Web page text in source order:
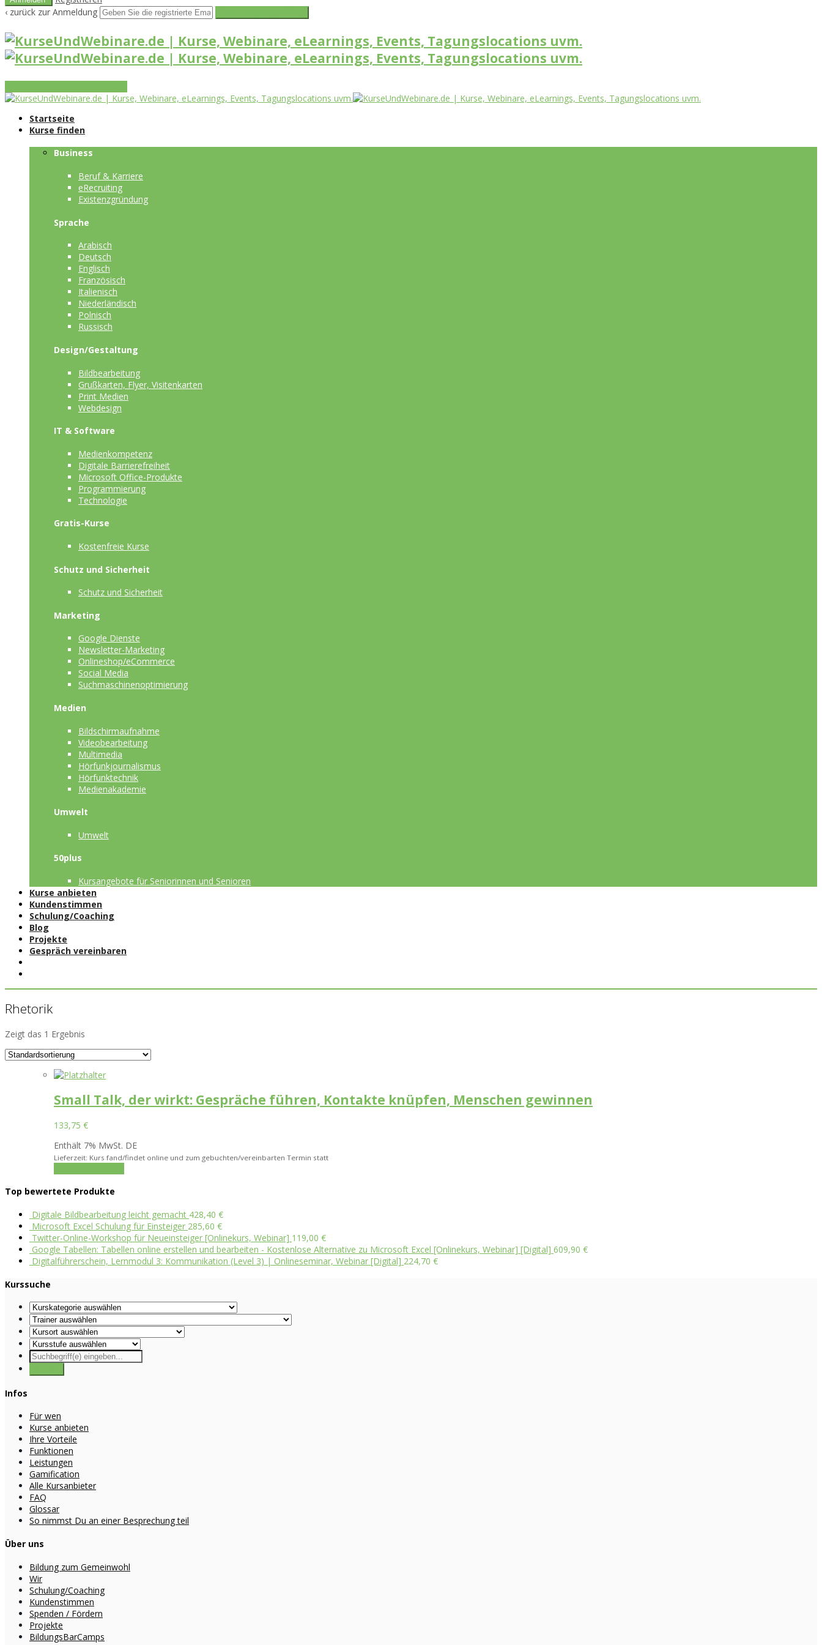
‹ zurück zur Anmeldung
Startseite
Kurse finden
Business
Beruf & Karriere
eRecruiting
Existenzgründung
Sprache
Arabisch
Deutsch
Englisch
Französisch
Italienisch
Niederländisch
Polnisch
Russisch
Design/Gestaltung
Bildbearbeitung
Grußkarten, Flyer, Visitenkarten
Print Medien
Webdesign
IT & Software
Medienkompetenz
Digitale Barrierefreiheit
Microsoft Office-Produkte
Programmierung
Technologie
Gratis-Kurse
Kostenfreie Kurse
Schutz und Sicherheit
Schutz und Sicherheit
Marketing
Google Dienste
Newsletter-Marketing
Onlineshop/eCommerce
Social Media
Suchmaschinenoptimierung
Medien
Bildschirmaufnahme
Videobearbeitung
Multimedia
Hörfunkjournalismus
Hörfunktechnik
Medienakademie
Umwelt
Umwelt
50plus
Kursangebote für Seniorinnen und Senioren
Kurse anbieten
Kundenstimmen
Schulung/Coaching
Blog
Projekte
Gespräch vereinbaren
Rhetorik
Zeigt das 1 Ergebnis
Small Talk, der wirkt: Gespräche führen, Kontakte knüpfen, Menschen gewinnen
133,75 €
Enthält 7% MwSt. DE
Lieferzeit: Kurs fand/findet online und zum gebuchten/vereinbarten Termin statt
Top bewertete Produkte
Digitale Bildbearbeitung leicht gemacht 428,40 €
Microsoft Excel Schulung für Einsteiger 285,60 €
Twitter-Online-Workshop für Neueinsteiger [Onlinekurs, Webinar] 119,00 €
Google Tabellen: Tabellen online erstellen und bearbeiten - Kostenlose Alternative zu Microsoft Excel [Onlinekurs, Webinar] [Digital] 609,90 €
Digitalführerschein, Lernmodul 3: Kommunikation (Level 3) | Onlineseminar, Webinar [Digital] 224,70 €
Kurssuche
Infos
Für wen
Kurse anbieten
Ihre Vorteile
Funktionen
Leistungen
Gamification
Alle Kursanbieter
FAQ
Glossar
So nimmst Du an einer Besprechung teil
Über uns
Bildung zum Gemeinwohl
Wir
Schulung/Coaching
Kundenstimmen
Spenden / Fördern
Projekte
BildungsBarCamps